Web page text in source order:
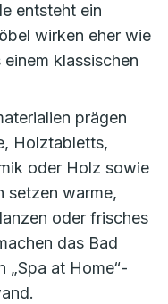
entsteht ein
wirken eher wie
klassischen
prägen
Holztabletts,
oder Holz sowie
setzen warme,
oder frisches
das Bad
„Spa at Home“-